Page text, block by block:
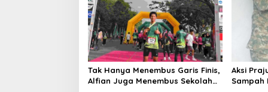
Tak Hanya Menembus Garis Finis,
Alfian Juga Menembus Sekolah
Aksi
Sampah